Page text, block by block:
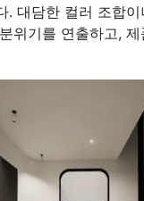
. 대담한 컬러 조합
위기를 연출하고,